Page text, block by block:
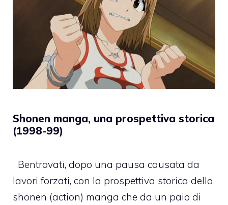
Shonen manga, una prospettiva storica
(1998-99)
Bentrovati, dopo una pausa causata da
lavori forzati, con la prospettiva storica dello
shonen (action) manga che da un paio di